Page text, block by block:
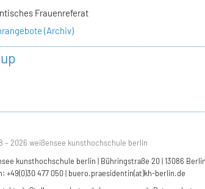
Frauenreferat
(Archiv)
– 2026 weißensee kunsthochschule berlin
kunsthochschule berlin | Bühringstraße 20 | 13086 Berlin
+49(0)30 477 050 | buero.praesidentin(at)kh-berlin.de